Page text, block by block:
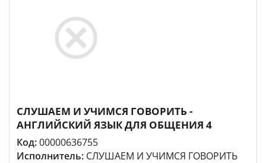
СЛУШАЕМ И УЧИМСЯ ГОВОРИТЬ -
АНГЛИЙСКИЙ ЯЗЫК ДЛЯ ОБЩЕНИЯ 4
Код:00000636755
Исполнитель: СЛУШАЕМ И УЧИМСЯ ГОВОРИТЬ